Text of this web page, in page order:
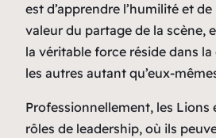
est d’apprendre l’humilité et
valeur du partage de la scène,
la véritable force réside dans
les autres autant qu’eux-
Professionnellement, les Lions
rôles de leadership, où ils